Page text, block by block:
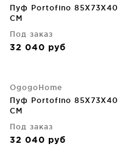
Пуф Portofino 85X73X40
CM
Под заказ
32 040 руб
OgogoHome
Пуф Portofino 85X73X40
CM
Под заказ
32 040 руб